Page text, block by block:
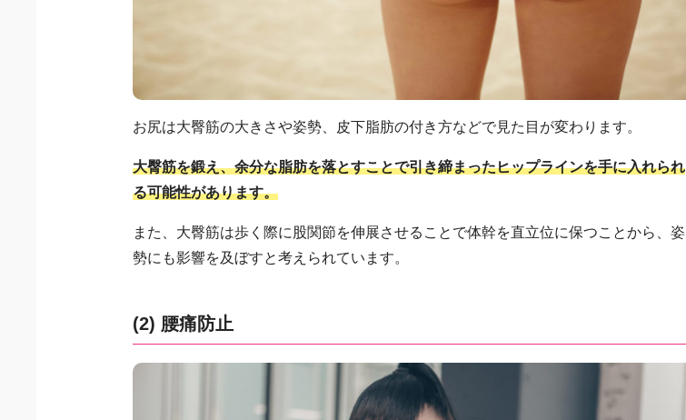
お尻は大臀筋の大きさや姿勢、皮下脂肪の付き方などで見た目が変わります。
大臀筋を鍛え、余分な脂肪を落とすことで引き締まったヒップラインを手に入れられ
る可能性があります。
また、大臀筋は歩く際に股関節を伸展させることで体幹を直立位に保つことから、姿
勢にも影響を及ぼすと考えられています。
(2) 腰痛防止